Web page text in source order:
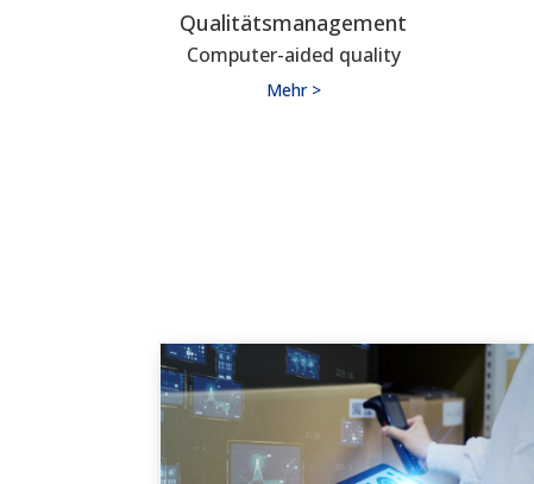
Qualitätsmanagement
Computer-aided quality
Mehr >